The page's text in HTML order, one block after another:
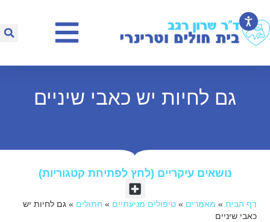
גם לחיות יש כאבי שיניים
נושאים עיקריים (לחץ לפתיחת קטגוריות)​
דף הבית » מאמרים »טיפולים מניעתיים » חתולים »גם לחיות יש
כאבי שיניים